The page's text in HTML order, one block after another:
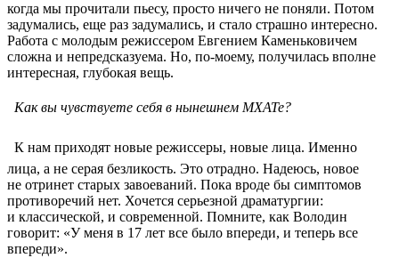
когда мы прочитали пьесу, просто ничего не поняли. Потом
задумались, еще раз задумались, и стало страшно интересно.
Работа с молодым режиссером Евгением Каменьковичем
сложна и непредсказуема. Но, по-моему, получилась вполне
интересная, глубокая вещь.
 Как вы чувствуете себя в нынешнем МХАТе?
 К нам приходят новые режиссеры, новые лица. Именно
лица, а не серая безликость. Это отрадно. Надеюсь, новое
не отринет старых завоеваний. Пока вроде бы симптомов
противоречий нет. Хочется серьезной драматургии:
и классической, и современной. Помните, как Володин
говорит: «У меня в 17 лет все было впереди, и теперь все
впереди».